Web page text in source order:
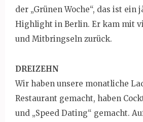
der „Grünen Woche“, das ist ein
Highlight in Berlin. Er kam mit
und Mitbringseln zurück.
DREIZEHN
Wir haben unsere monatliche
Restaurant gemacht, haben
und „Speed Dating“ gemacht.